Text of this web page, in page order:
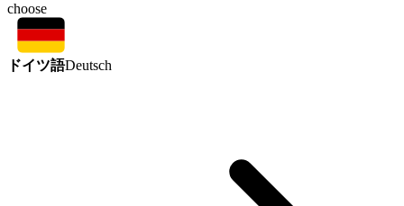
choose
ドイツ語Deutsch